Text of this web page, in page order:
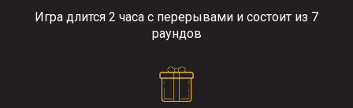
Игра длится 2 часа с перерывами и состоит из 7
раундов